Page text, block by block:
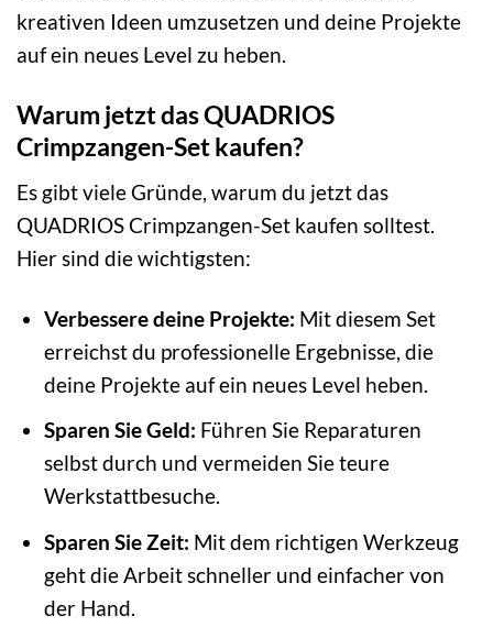
kreativen Ideen umzusetzen und deine Projekte
auf ein neues Level zu heben.
Warum jetzt das QUADRIOS
Crimpzangen-Set kaufen?
Es gibt viele Gründe, warum du jetzt das
QUADRIOS Crimpzangen-Set kaufen solltest.
Hier sind die wichtigsten:
Verbessere deine Projekte: Mit diesem Set
erreichst du professionelle Ergebnisse, die
deine Projekte auf ein neues Level heben.
Sparen Sie Geld: Führen Sie Reparaturen
selbst durch und vermeiden Sie teure
Werkstattbesuche.
Sparen Sie Zeit: Mit dem richtigen Werkzeug
geht die Arbeit schneller und einfacher von
der Hand.